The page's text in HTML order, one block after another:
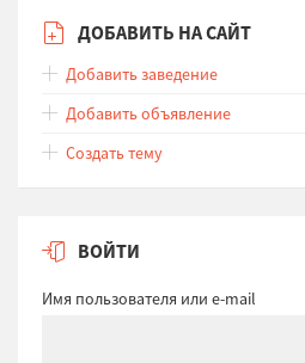
ДОБАВИТЬ НА САЙТ
Добавить заведение
Добавить объявление
Создать тему
ВОЙТИ
Имя пользователя или e-mail